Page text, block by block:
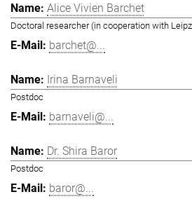
Alice Vivien Barchet
Doctoral researcher (in cooperation with
barchet@...
Irina Barnaveli
Postdoc
barnaveli@...
Dr. Shira Baror
Postdoc
baror@...